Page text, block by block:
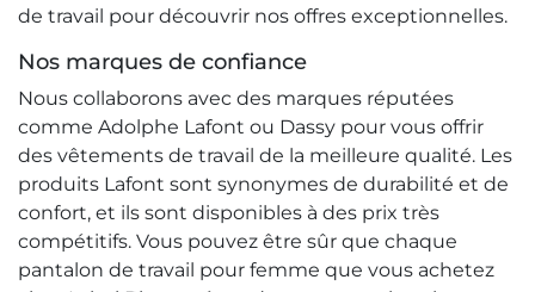
de travail pour découvrir nos offres exceptionnelles.
Nos marques de confiance
Nous collaborons avec des marques réputées
comme Adolphe Lafont ou Dassy pour vous offrir
des vêtements de travail de la meilleure qualité. Les
produits Lafont sont synonymes de durabilité et de
confort, et ils sont disponibles à des prix très
compétitifs. Vous pouvez être sûr que chaque
pantalon de travail pour femme que vous achetez